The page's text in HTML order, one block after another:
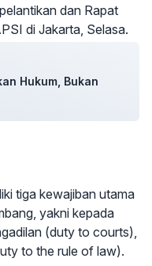
dan Rapat
di Jakarta, Selasa.
Hukum, Bukan
tiga kewajiban utama
yakni kepada
(duty to courts),
to the rule of law).